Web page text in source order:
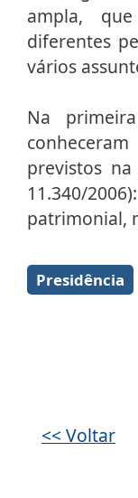
ampla,
diferentes
vários
Na
previstos
11.340/
patrimonial,
Presidência
<< Voltar